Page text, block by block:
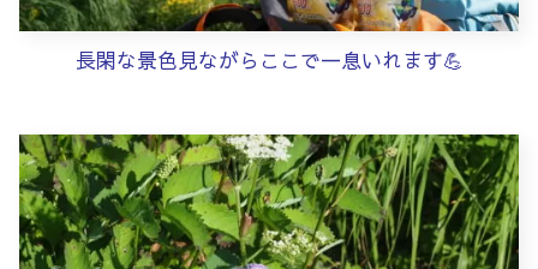
長閑な景色見ながらここで一息いれます💪